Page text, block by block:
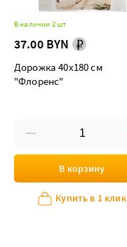
В наличии 2 шт
37.00 BYN
Дорожка 40х180 см
"Флоренс"
В корзину
Купить в 1 клик